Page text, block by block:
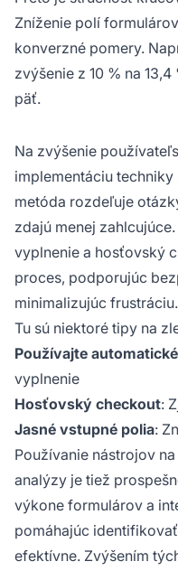
Zníženie polí
konverzné pomery.
zvýšenie z 10 % na
päť.
Na zvýšenie
implementáciu
metóda rozdeľuje
zdajú menej
vyplnenie a hosťovský
proces, podporujúc
minimalizujúc frustráciu.
Tu sú niektoré tipy na
Používajte
vyplnenie
Hosťovský checkout:
Jasné vstupné polia:
Používanie nástrojov
analýzy je tiež
výkone formulárov a
pomáhajúc
efektívne. Zvýšením